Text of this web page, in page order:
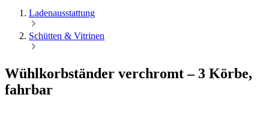
Laden­ausstattung
Schütten & Vitrinen
Wühlkorbständer verchromt – 3 Körbe,
fahrbar